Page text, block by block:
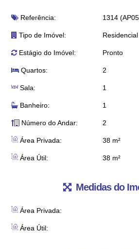
Referência: 1314
Tipo de Imóvel: Residencial
Estágio do Imóvel: Pronto
Quartos: 2
Sala: 1
Banheiro: 1
Número do Andar: 2
Área Privada: 38 m²
Área Útil: 38 m²
Medidas do
Área Privada:
Área Útil: